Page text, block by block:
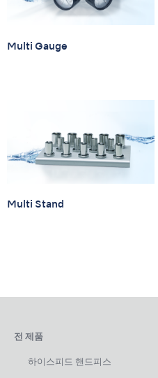
Multi Gauge
Multi Stand
전 제품
하이스피드 핸드피스